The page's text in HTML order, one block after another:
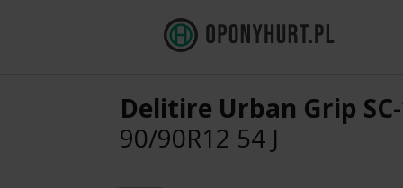
Delitire Urban Grip
90/90R12 54 J